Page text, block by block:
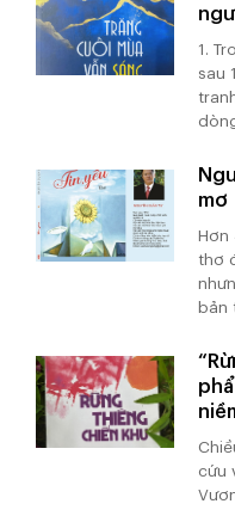
1.
sau
mơ
Hơn
thơ
bản
cứu